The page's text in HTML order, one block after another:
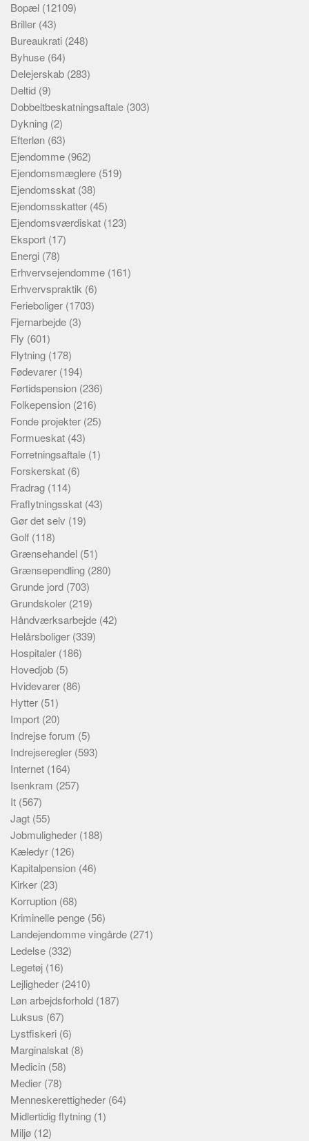
Bopæl (12109)
Briller (43)
Bureaukrati (248)
Byhuse (64)
Delejerskab (283)
Deltid (9)
Dobbeltbeskatningsaftale (303)
Dykning (2)
Efterløn (63)
Ejendomme (962)
Ejendomsmæglere (519)
Ejendomsskat (38)
Ejendomsskatter (45)
Ejendomsværdiskat (123)
Eksport (17)
Energi (78)
Erhvervsejendomme (161)
Erhvervspraktik (6)
Ferieboliger (1703)
Fjernarbejde (3)
Fly (601)
Flytning (178)
Fødevarer (194)
Førtidspension (236)
Folkepension (216)
Fonde projekter (25)
Formueskat (43)
Forretningsaftale (1)
Forskerskat (6)
Fradrag (114)
Fraflytningsskat (43)
Gør det selv (19)
Golf (118)
Grænsehandel (51)
Grænsependling (280)
Grunde jord (703)
Grundskoler (219)
Håndværksarbejde (42)
Helårsboliger (339)
Hospitaler (186)
Hovedjob (5)
Hvidevarer (86)
Hytter (51)
Import (20)
Indrejse forum (5)
Indrejseregler (593)
Internet (164)
Isenkram (257)
It (567)
Jagt (55)
Jobmuligheder (188)
Kæledyr (126)
Kapitalpension (46)
Kirker (23)
Korruption (68)
Kriminelle penge (56)
Landejendomme vingårde (271)
Ledelse (332)
Legetøj (16)
Lejligheder (2410)
Løn arbejdsforhold (187)
Luksus (67)
Lystfiskeri (6)
Marginalskat (8)
Medicin (58)
Medier (78)
Menneskerettigheder (64)
Midlertidig flytning (1)
Miljø (12)